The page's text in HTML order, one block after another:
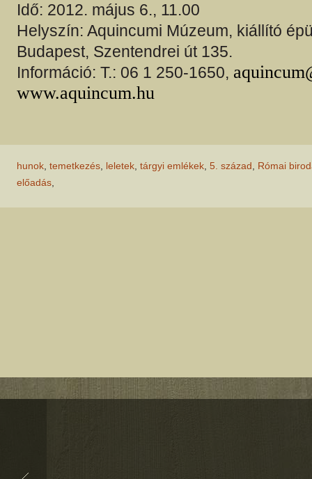
Idő: 2012. május 6., 11.00
Helyszín: Aquincumi Múzeum, kiállító
Budapest, Szentendrei út 135.
Információ: T.: 06 1 250-1650,
www.aquincum.hu
hunok, temetkezés, leletek, tárgyi emlékek, 5. század, Római
előadás,